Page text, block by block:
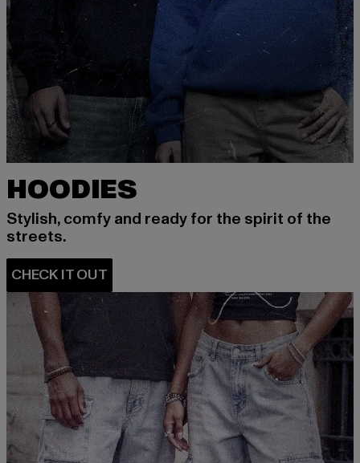
HOODIES
Stylish, comfy and ready for the spirit of the
streets.